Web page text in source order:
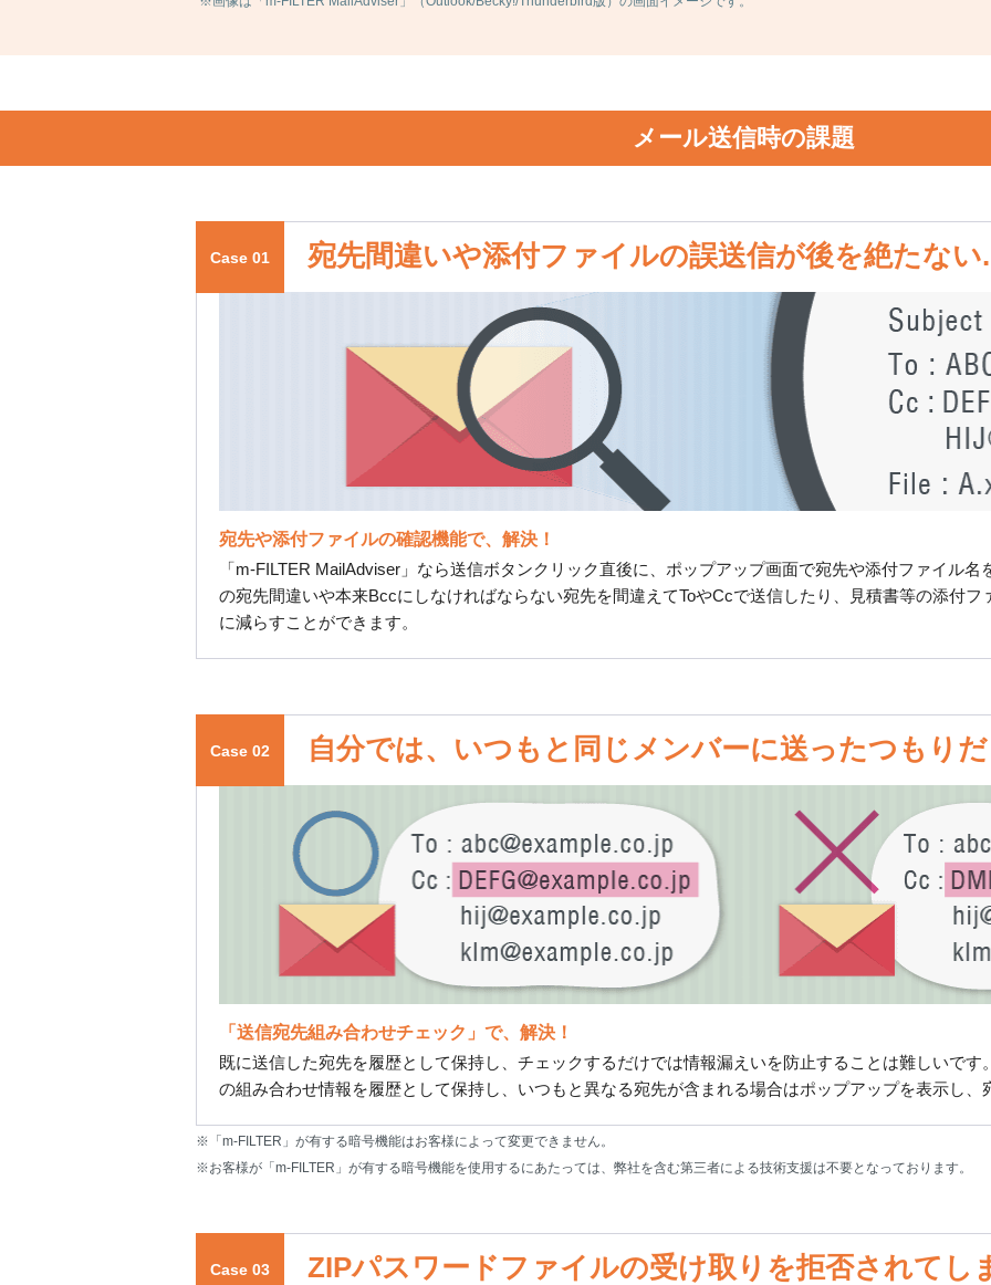
メール送信時の課題
Case 01 宛先間違いや添付ファイルの誤送信が後を絶たない
宛先や添付ファイルの確認機能で、解決！
「m-FILTER MailAdviser」なら送信ボタンクリック直後に、ポップアップ画面で宛先や添付ファイル
の宛先間違いや本来Bccにしなければならない宛先を間違えてToやCcで送信したり、見積書等の添付
に減らすことができます。
Case 02 自分では、いつもと同じメンバーに送ったつもり
「送信宛先組み合わせチェック」で、解決！
既に送信した宛先を履歴として保持し、チェックするだけでは情報漏えいを防止することは難しいです
の組み合わせ情報を履歴として保持し、いつもと異なる宛先が含まれる場合はポップアップを表示し
※「m-FILTER」が有する暗号機能はお客様によって変更できません。
※お客様が「m-FILTER」が有する暗号機能を使用するにあたっては、弊社を含む第三者による技術支援は不要となっております。
Case 03 ZIPパスワードファイルの受け取りを拒否されてし